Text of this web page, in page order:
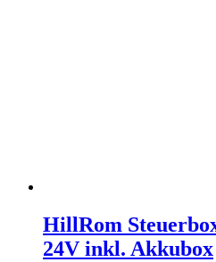
HillRom
24V inkl. Akkubox